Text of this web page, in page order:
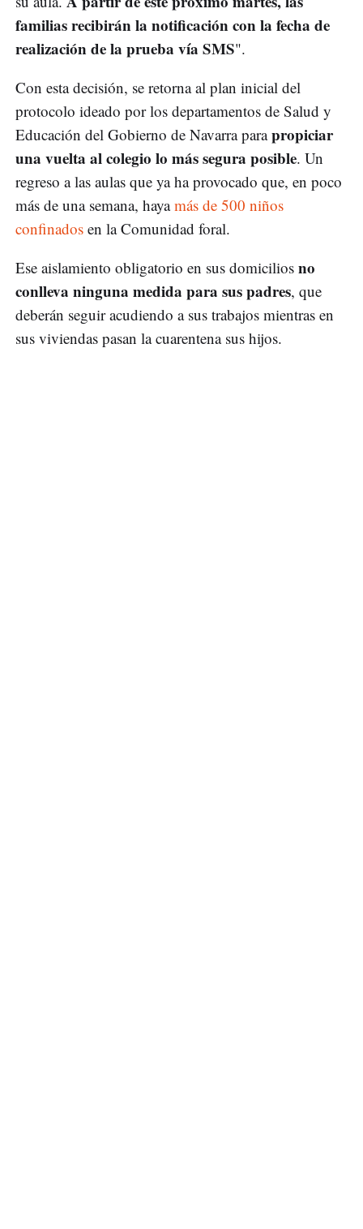
familias recibirán la notificación con la fecha de
realización de la prueba vía SMS".
Con esta decisión, se retorna al plan inicial del
protocolo ideado por los departamentos de Salud y
Educación del Gobierno de Navarra parapropiciar
una vuelta al colegio lo más segura posible. Un
regreso a las aulas que ya ha provocado que, en poco
más de una semana, hayamás de 500 niños
confinados en la Comunidad foral.
Ese aislamiento obligatorio en sus domicilios no
conlleva ninguna medida para sus padres, que
deberán seguir acudiendo a sus trabajos mientras en
sus viviendas pasan la cuarentena sus hijos.